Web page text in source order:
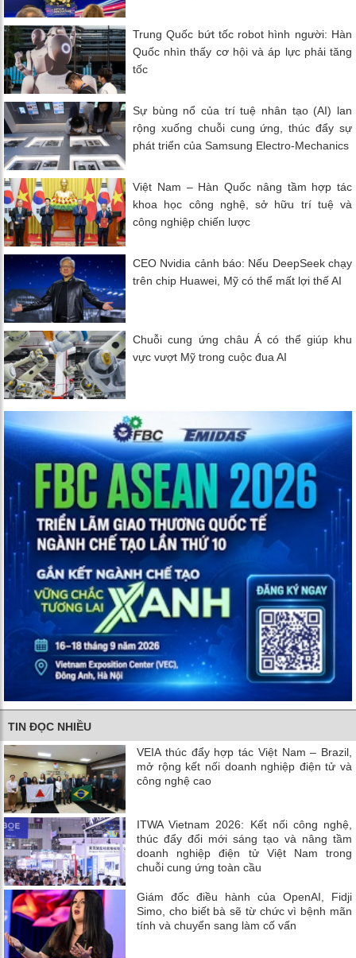
Trung Quốc bứt tốc robot hình người: Hàn
Quốc nhìn thấy cơ hội và áp lực phải tăng
tốc
Sự bùng nổ của trí tuệ nhân tạo (AI) lan
rộng xuống chuỗi cung ứng, thúc đẩy sự
phát triển của Samsung Electro-Mechanics
Việt Nam – Hàn Quốc nâng tầm hợp tác
khoa học công nghệ, sở hữu trí tuệ và
công nghiệp chiến lược
CEO Nvidia cảnh báo: Nếu DeepSeek chạy
trên chip Huawei, Mỹ có thể mất lợi thế AI
Chuỗi cung ứng châu Á có thể giúp khu
vực vượt Mỹ trong cuộc đua AI
TIN ĐỌC NHIỀU
VEIA thúc đẩy hợp tác Việt Nam – Brazil,
mở rộng kết nối doanh nghiệp điện tử và
công nghệ cao
ITWA Vietnam 2026: Kết nối công nghệ,
thúc đẩy đổi mới sáng tạo và nâng tầm
doanh nghiệp điện tử Việt Nam trong
chuỗi cung ứng toàn cầu
Giám đốc điều hành của OpenAI, Fidji
Simo, cho biết bà sẽ từ chức vì bệnh mãn
tính và chuyển sang làm cố vấn